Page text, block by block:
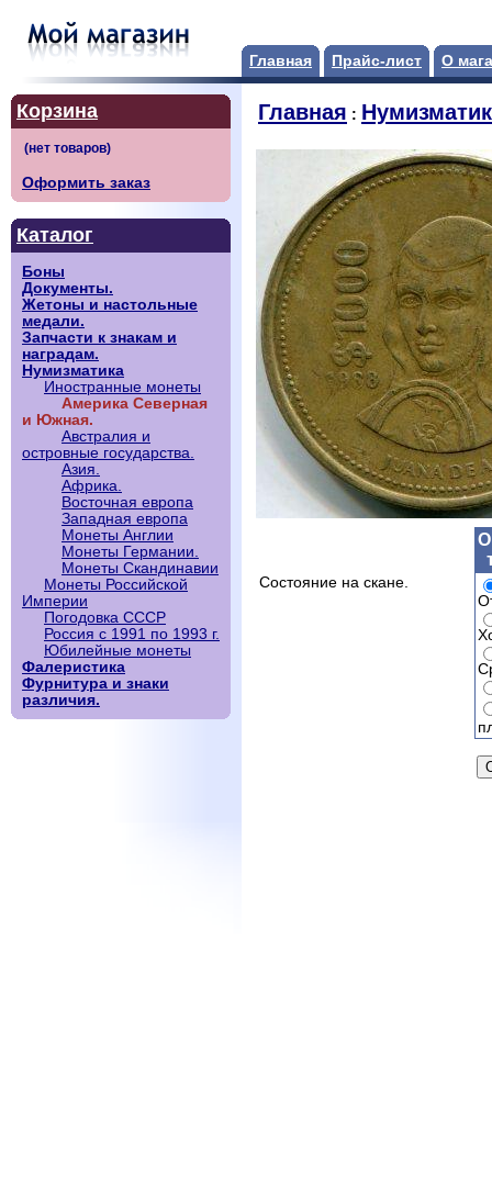
Главная Прайс-лист О
Корзина
Оформить заказ
Каталог
Боны
Документы.
Жетоны и настольные
медали.
Запчасти к знакам и
наградам.
Нумизматика
Иностранные монеты
Америка Северная
и Южная.
Австралия и
островные государства.
Азия.
Африка.
Восточная европа
Западная европа
Монеты Англии
Монеты Германии.
Монеты Скандинавии
Монеты Российской
Империи
Погодовка СССР
Россия с 1991 по 1993 г.
Юбилейные монеты
Фалеристика
Фурнитура и знаки
различия.
Главная :
Состояние на скане.